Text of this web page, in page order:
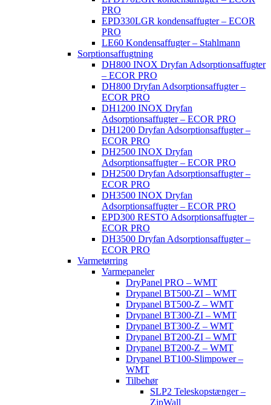
PRO
EPD330LGR kondensaffugter – ECOR
PRO
LE60 Kondensaffugter – Stahlmann
Sorptionsaffugtning
DH800 INOX Dryfan Adsorptionsaffugter
– ECOR PRO
DH800 Dryfan Adsorptionsaffugter –
ECOR PRO
DH1200 INOX Dryfan
Adsorptionsaffugter – ECOR PRO
DH1200 Dryfan Adsorptionsaffugter –
ECOR PRO
DH2500 INOX Dryfan
Adsorptionsaffugter – ECOR PRO
DH2500 Dryfan Adsorptionsaffugter –
ECOR PRO
DH3500 INOX Dryfan
Adsorptionsaffugter – ECOR PRO
EPD300 RESTO Adsorptionsaffugter –
ECOR PRO
DH3500 Dryfan Adsorptionsaffugter –
ECOR PRO
Varmetørring
Varmepaneler
DryPanel PRO – WMT
Drypanel BT500-ZI – WMT
Drypanel BT500-Z – WMT
Drypanel BT300-ZI – WMT
Drypanel BT300-Z – WMT
Drypanel BT200-ZI – WMT
Drypanel BT200-Z – WMT
Drypanel BT100-Slimpower –
WMT
Tilbehør
SLP2 Teleskopstænger –
ZipWall